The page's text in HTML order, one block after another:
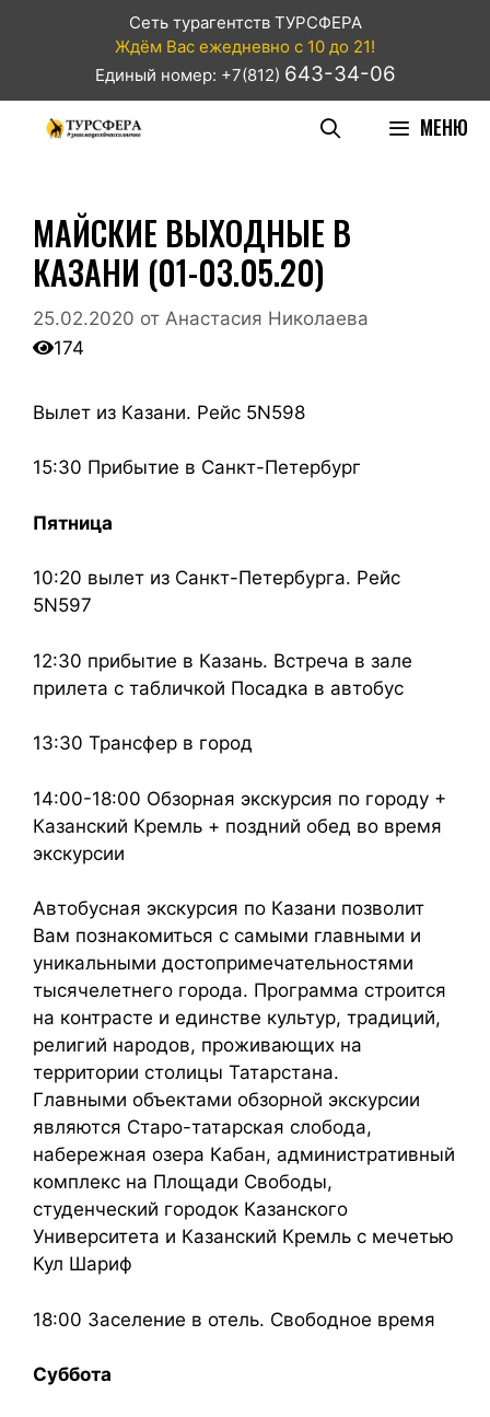
Сеть турагентств ТУРСФЕРА
Ждём Вас ежедневно с 10 до 21!
Единый номер: +7(812) 643-34-06
МЕНЮ
МАЙСКИЕ ВЫХОДНЫЕ В
КАЗАНИ (01-03.05.20)
25.02.2020 от Анастасия Николаева
174
Вылет из Казани. Рейс 5N598
15:30 Прибытие в Санкт-Петербург
Пятница
10:20 вылет из Санкт-Петербурга. Рейс
5N597
12:30 прибытие в Казань. Встреча в зале
прилета с табличкой Посадка в автобус
13:30 Трансфер в город
14:00-18:00 Обзорная экскурсия по городу +
Казанский Кремль + поздний обед во время
экскурсии
Автобусная экскурсия по Казани позволит
Вам познакомиться с самыми главными и
уникальными достопримечательностями
тысячелетнего города. Программа строится
на контрасте и единстве культур, традиций,
религий народов, проживающих на
территории столицы Татарстана.
Главными объектами обзорной экскурсии
являются Старо-татарская слобода,
набережная озера Кабан, административный
комплекс на Площади Свободы,
студенческий городок Казанского
Университета и Казанский Кремль с мечетью
Кул Шариф
18:00 Заселение в отель. Свободное время
Суббота